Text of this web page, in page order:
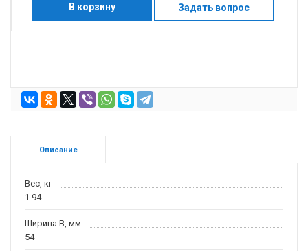
В корзину Задать вопрос
Описание
Вес, кг
1.94
Ширина B, мм
54